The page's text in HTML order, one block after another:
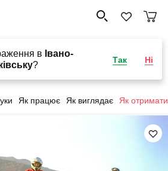
в Івано-
?
Так Ні
Як працює Як виглядає Як отримати